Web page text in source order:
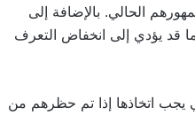
الحالي. بالإضافة إلى
قد يؤدي إلى انخفاض التعرف
اتخاذها إذا تم حظرهم من